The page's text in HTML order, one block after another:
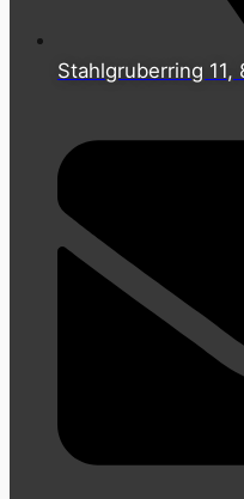
Stahlgruberring 11,